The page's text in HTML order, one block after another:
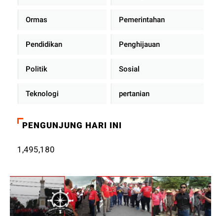
Ormas Pemerintahan
Pendidikan Penghijauan
Politik Sosial
Teknologi pertanian
PENGUNJUNG HARI INI
1,495,180